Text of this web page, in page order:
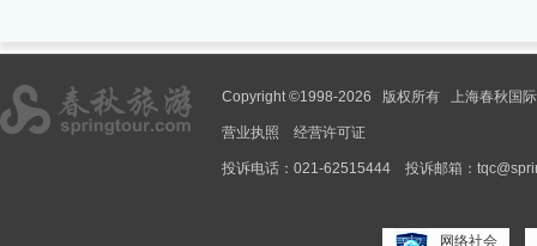
Copyright ©1998-2026 版权所有 上海春秋国际
营业执照 经营许可证
投诉电话：021-62515444 投诉邮箱：
网络社会